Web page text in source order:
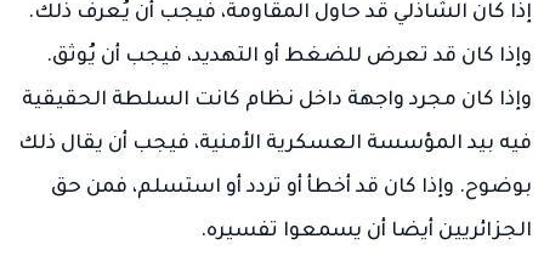
إذا كان الشاذلي قد حاول المقاومة، فيجب أن يُعرف ذلك.
وإذا كان قد تعرض للضغط أو التهديد، فيجب أن يُوثق.
وإذا كان مجرد واجهة داخل نظام كانت السلطة الحقيقية
فيه بيد المؤسسة العسكرية الأمنية، فيجب أن يقال ذلك
بوضوح. وإذا كان قد أخطأ أو تردد أو استسلم، فمن حق
الجزائريين أيضا أن يسمعوا تفسيره.